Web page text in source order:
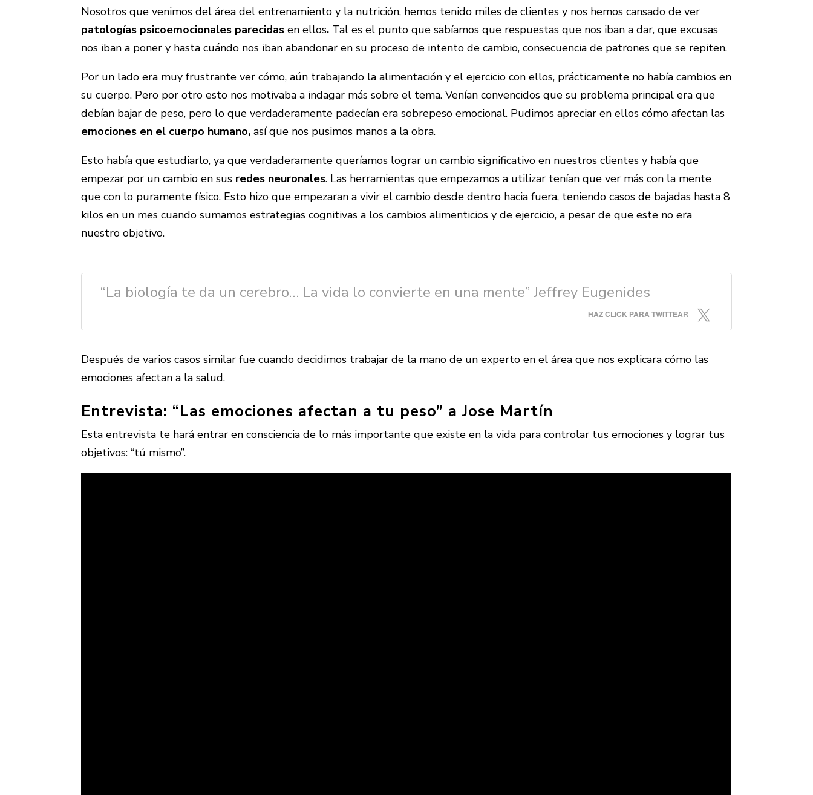
Nosotros que venimos del área del entrenamiento y la nutrición, hemos tenido miles de clientes y nos hemos cansado de ver
patologías psicoemocionales parecidasen ellos. Tal es el punto que sabíamos que respuestas que nos iban a dar, que excusas
nos iban a poner y hasta cuándo nos iban abandonar en su proceso de intento de cambio, consecuencia de patrones que se repiten.
Por un lado era muy frustrante ver cómo, aún trabajando la alimentación y el ejercicio con ellos, prácticamente no había cambios en
su cuerpo. Pero por otro esto nos motivaba a indagar más sobre el tema. Venían convencidos que su problema principal era que
debían bajar de peso, pero lo que verdaderamente padecían era sobrepeso emocional. Pudimos apreciar en elloscómo afectan las
emociones en el cuerpo humano,así que nos pusimos manos a la obra.
Esto había que estudiarlo, ya que verdaderamente queríamos lograr un cambio significativo en nuestros clientes y había que
empezar por un cambio en sus redes neuronales. Las herramientas que empezamos a utilizar tenían que ver más con la mente
que con lo puramente físico. Esto hizo que empezaran a vivir el cambio desde dentro hacia fuera, teniendo casos de bajadas hasta 8
kilos en un mes cuando sumamos estrategias cognitivas a los cambios alimenticios y de ejercicio, a pesar de que este no era
nuestro objetivo.
“La biología te da un cerebro… La vida lo convierte en una mente” Jeffrey Eugenides
HAZ CLICK PARA TWITTEAR
Después de varios casos similar fue cuando decidimos trabajar de la mano de un experto en el área que nos explicaracómo las
emociones afectan a la salud.
Entrevista: “Las emociones afectan a tu peso” a Jose Martín
Esta entrevista te hará entrar en consciencia de lo más importante que existe en la vida para controlar tus emociones y lograr tus
objetivos: “tú mismo”.